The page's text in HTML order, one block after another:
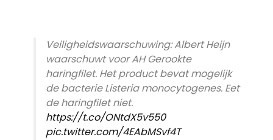
Veiligheidswaarschuwing: Albert Heijn
waarschuwt voor AH Gerookte
haringfilet. Het product bevat mogelijk
de bacterie Listeria monocytogenes. Eet
de haringfilet niet.
https://t.co/ONtdX5v550
pic.twitter.com/4EAbMSvf4T